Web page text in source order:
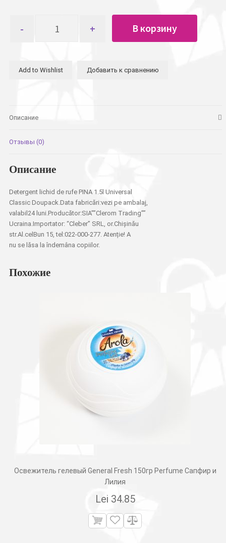
товара
PINA
Soap
В корзину
Add to Wishlist Добавить к сравнению
Описание
Отзывы (0)
Описание
Detergent lichid de rufe PINA 1.5l Universal
Classic Doupack.Data fabricări:vezi pe ambalaj,
valabil24 luni.Producător:SIA””Clerom Trading””
Ucraina.Importator: “Cleber” SRL, or.Chișinău
str.Al.celBun 15, tel:022-000-277. Atenție! A
nu se lăsa la îndemâna copiilor.
Похожие
Освежитель гелевый General Fresh 150гр Perfume Сапфир и
Лилия
Lei 34.85